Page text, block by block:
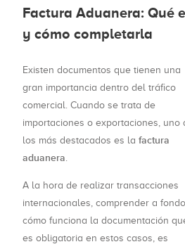
Factura Aduanera: Qué
y cómo completarla
Existen documentos que tienen una
gran importancia dentro del tráfico
comercial. Cuando se trata de
importaciones o exportaciones, uno
los más destacados es la factura
aduanera
A la hora de realizar transacciones
internacionales, comprender a fondo
cómo funciona la documentación
es obligatoria en estos casos, es